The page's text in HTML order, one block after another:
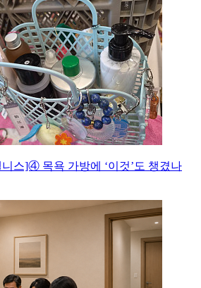
스]④ 목욕 가방에 ‘이것’도 챙겼나